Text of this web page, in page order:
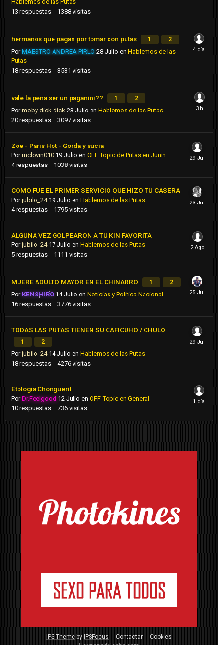
Hablemos de las Putas
13 respuestas 1388 visitas
hermanos que pagan por tomar con putas 1 2
PorMAESTRO ANDREA PIRLO 28 Julio en Hablemos de las
Putas
18 respuestas 3531 visitas
vale la pena ser un paganini?? 1 2
Pormoby dick dick 23 Julio en Hablemos de las Putas
20 respuestas 3097 visitas
Zoe - Paris Hot - Gorda y sucia
Pormclovin010 19 Julio en OFF Topic de Putas en Junin
4 respuestas 1038 visitas
COMO FUE EL PRIMER SERVICIO QUE HIZO TU CASERA
Porjubilo_24 19 Julio en Hablemos de las Putas
4 respuestas 1795 visitas
ALGUNA VEZ GOLPEARON A TU KIN FAVORITA
Porjubilo_24 17 Julio en Hablemos de las Putas
5 respuestas 1111 visitas
MUERE ADULTO MAYOR EN EL CHINARRO 1 2
Por KENSHIRO 14 Julio enNoticias y Politica Nacional
16 respuestas 3776 visitas
TODAS LAS PUTAS TIENEN SU CAFICUHO / CHULO
1 2
Porjubilo_24 14 Julio en Hablemos de las Putas
18 respuestas 4276 visitas
Etología Chongueril
PorDr.Feelgood 12 Julio en OFF-Topic en General
10 respuestas 736 visitas
IPS ThemebyIPSFocus Contactar
Cookies